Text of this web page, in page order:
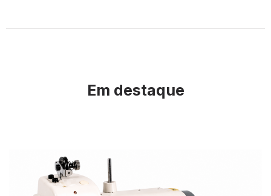
Em destaque